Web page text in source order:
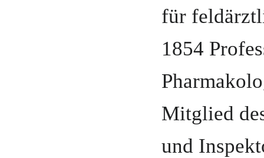
für
1854
Mitglied
und